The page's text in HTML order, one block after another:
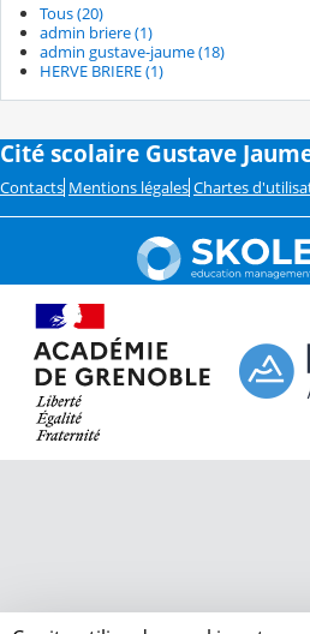
Tous (20)
admin briere (1)
admin gustave-jaume (18)
HERVE BRIERE (1)
Cité scolaire Gustave
Contacts Mentions légales Chartes